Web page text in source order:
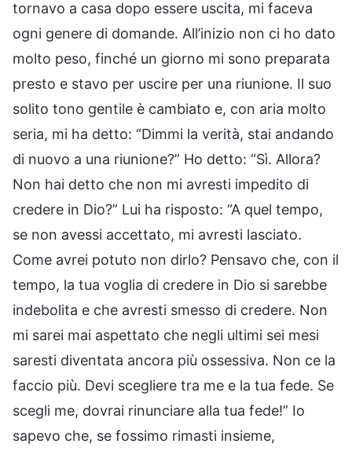
tornavo a casa dopo essere uscita, mi faceva
ogni genere di domande. All’inizio non ci ho dato
molto peso, finché un giorno mi sono preparata
presto e stavo per uscire per una riunione. Il suo
solito tono gentile è cambiato e, con aria molto
seria, mi ha detto: “Dimmi la verità, stai andando
di nuovo a una riunione?” Ho detto: “Sì. Allora?
Non hai detto che non mi avresti impedito di
credere in Dio?” Lui ha risposto: “A quel tempo,
se non avessi accettato, mi avresti lasciato.
Come avrei potuto non dirlo? Pensavo che, con il
tempo, la tua voglia di credere in Dio si sarebbe
indebolita e che avresti smesso di credere. Non
mi sarei mai aspettato che negli ultimi sei mesi
saresti diventata ancora più ossessiva. Non ce la
faccio più. Devi scegliere tra me e la tua fede. Se
scegli me, dovrai rinunciare alla tua fede!” Io
sapevo che, se fossimo rimasti insieme,